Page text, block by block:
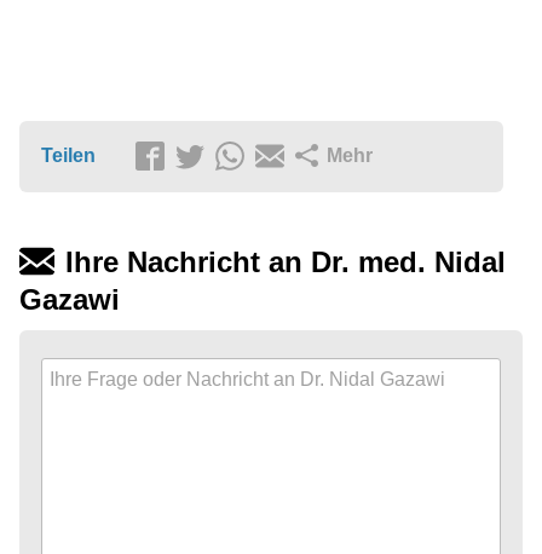
Teilen Mehr
Ihre Nachricht an Dr. med. Nidal
Gazawi